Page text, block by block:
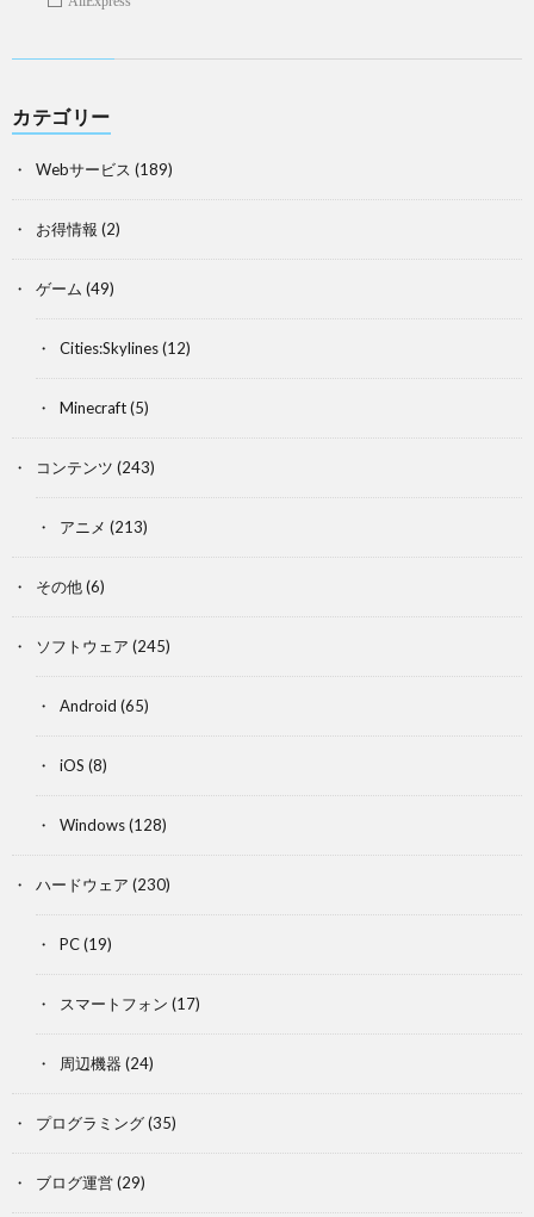
カテゴリー
Webサービス (189)
お得情報 (2)
ゲーム (49)
Cities:Skylines(12)
Minecraft(5)
コンテンツ (243)
アニメ (213)
その他(6)
ソフトウェア (245)
Android (65)
iOS (8)
Windows(128)
ハードウェア (230)
PC(19)
スマートフォン (17)
周辺機器 (24)
プログラミング(35)
ブログ運営(29)